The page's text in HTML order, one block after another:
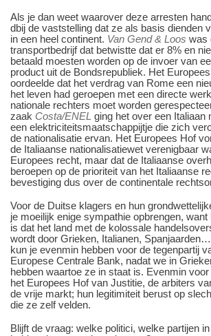
Als je dan weet waarover deze arresten
dbij de vaststelling dat ze als basis dienden
in een heel continent. Van Gend & Loos was
transportbedrijf dat betwistte dat er 8% en
betaald moesten worden op de invoer van
product uit de Bondsrepubliek. Het
oordeelde dat het verdrag van Rome een
het leven had geroepen met een directe
nationale rechters moet worden
zaak Costa/ENEL ging het over een Italiaan
een elektriciteitsmaatschappijtje die zich
de nationalisatie ervan. Het Europees Hof
de Italiaanse nationalisatiewet verenigbaar
Europees recht, maar dat de Italiaanse
beroepen op de prioriteit van het Italiaanse
bevestiging dus over de continentale
Voor de Duitse klagers en hun
je moeilijk enige sympathie opbrengen,
is dat het land met de kolossale
wordt door Grieken, Italianen,
kun je evenmin hebben voor de tegenpartij
Europese Centrale Bank, nadat we in
hebben waartoe ze in staat is. Evenmin
het Europees Hof van Justitie, de arbiters
de vrije markt; hun legitimiteit berust op
die ze zelf velden.
Blijft de vraag: welke politici, welke partijen